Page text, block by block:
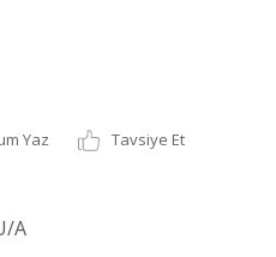
Yaz
Tavsiye Et
A